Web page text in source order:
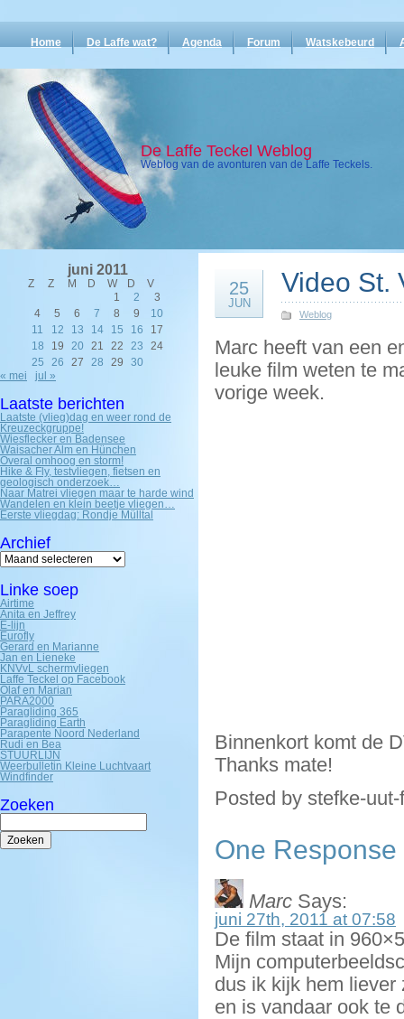
Home De Laffe wat? Agenda Forum Watskebeurd
De Laffe Teckel Weblog
Weblog van de avonturen van de Laffe Teckels.
juni 2011
Z Z M D W D
V
1
2
3
4
5 6 7 8 9
10
11
12 13 14 15 16
17
18
19 20 21 22 23
24
25
26 27 28 29
30
« mei
jul »
Laatste berichten
Laatste (vlieg)dag en weer rond de
Kreuzeckgruppe!
Wiesflecker en Badensee
Waisacher Alm en Hünchen
Overal omhoog en storm!
Hike & Fly, testvliegen, fietsen en
geologisch onderzoek…
Naar Matrei vliegen maar te harde wind
Wandelen en klein beetje vliegen…
Eerste vliegdag: Rondje Mülltal
Archief
Archief
Linke soep
Airtime
Anita en Jeffrey
E-lijn
Eurofly
Gerard en Marianne
Jan en Lieneke
KNVvL schermvliegen
Laffe Teckel op Facebook
Olaf en Marian
PARA2000
Paragliding 365
Paragliding Earth
Parapente Noord Nederland
Rudi en Bea
STUURLIJN
Weerbulletin Kleine Luchtvaart
Windfinder
Zoeken
Zoeken
naar:
25
JUN
Video St.
Weblog
Marc heeft van een
leuke film weten te
vorige week.
Binnenkort komt de
Thanks mate!
Posted by stefke-
One Response
Marc Says:
juni 27th, 2011 at 07:58
De film staat in
Mijn
dus ik kijk hem
en is vandaar ook te